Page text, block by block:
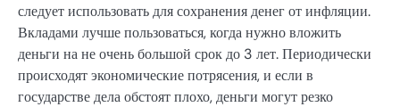
следует использовать для сохранения денег от инфляции.
Вкладами лучше пользоваться, когда нужно вложить
деньги на не очень большой срок до 3 лет. Периодически
происходят экономические потрясения, и если в
государстве дела обстоят плохо, деньги могут резко